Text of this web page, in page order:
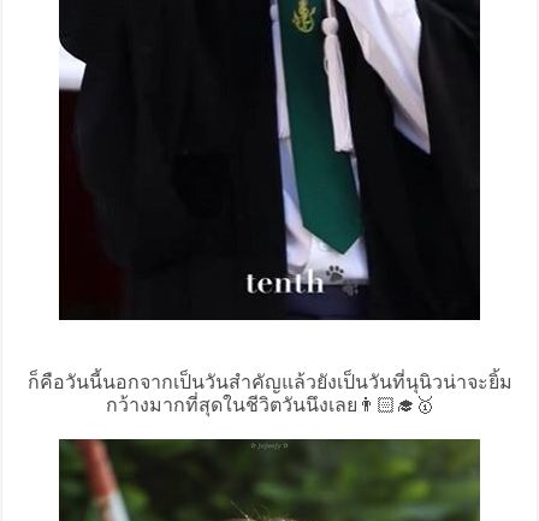
ก็คือวันนี้นอกจากเป็นวันสำคัญแล้วยังเป็นวันที่นุนิวน่าจะยิ้ม
กว้างมากที่สุดในชีวิตวันนึงเลย👨🏻‍🎓🥇